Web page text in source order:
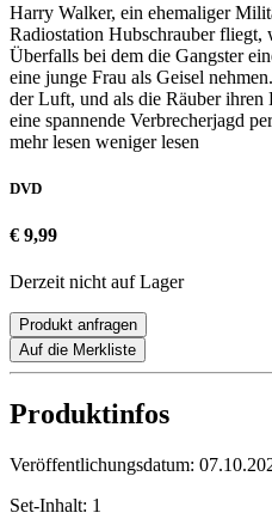
Harry Walker, ein ehemaliger
Radiostation Hubschrauber fliegt,
Überfalls bei dem die Gangster
eine junge Frau als Geisel
der Luft, und als die Räuber ihren
eine spannende Verbrecherjagd
mehr lesen weniger lesen
DVD
€ 9,99
Derzeit nicht auf Lager
Produkt anfragen
Auf die Merkliste
Produktinfos
Veröffentlichungsdatum:
Set-Inhalt: 1